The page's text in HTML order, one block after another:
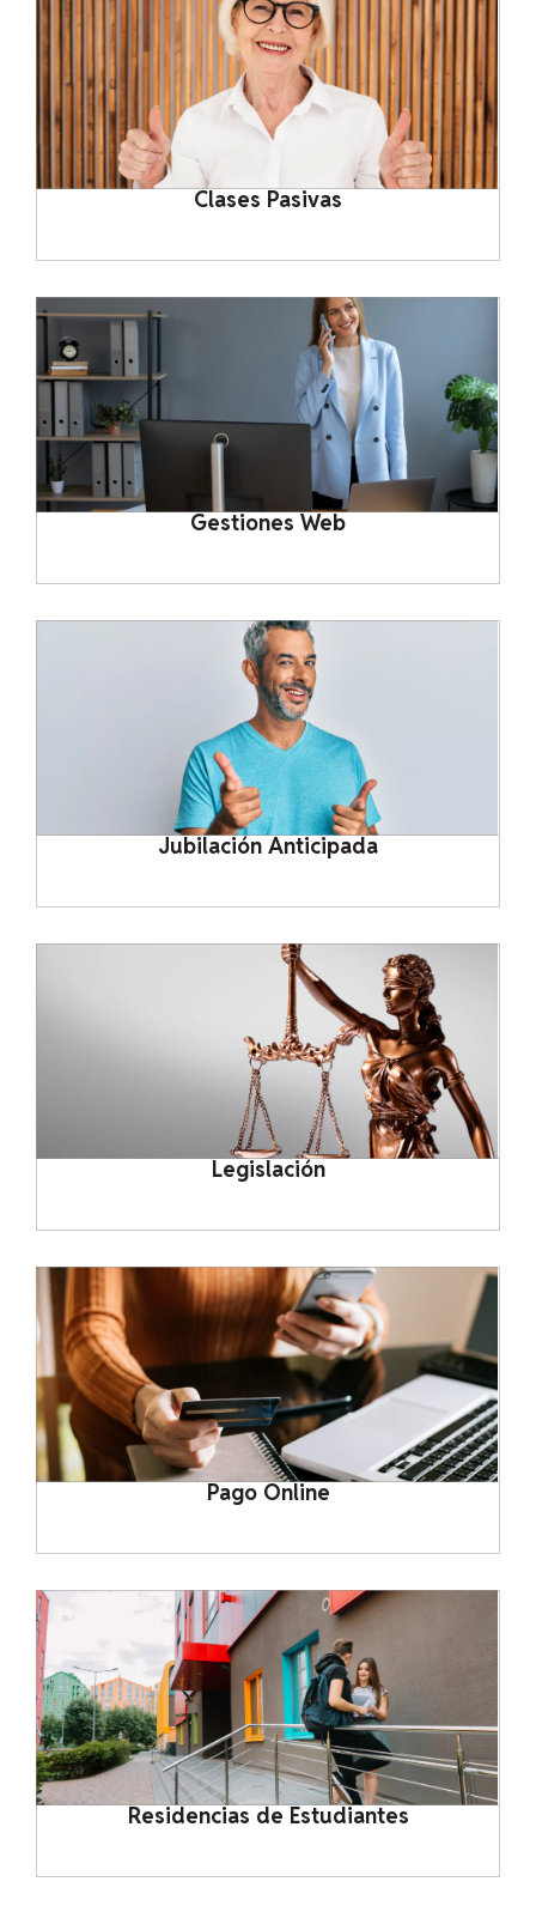
Clases Pasivas
Gestiones Web
Jubilación Anticipada
Legislación
Pago Online
Residencias de Estudiantes